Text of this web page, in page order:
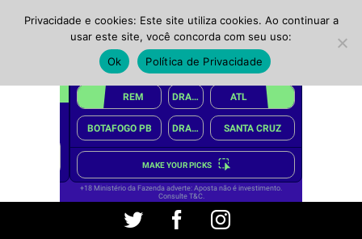
Twitter FacebookInstagram
Privacidade e cookies: Este site utiliza cookies. Ao continuar a
usar este site, você concorda com seu uso:
Ok
Política de Privacidade